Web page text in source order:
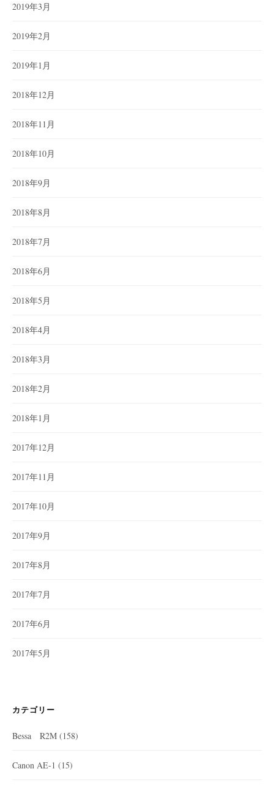
2019年3月
2019年2月
2019年1月
2018年12月
2018年11月
2018年10月
2018年9月
2018年8月
2018年7月
2018年6月
2018年5月
2018年4月
2018年3月
2018年2月
2018年1月
2017年12月
2017年11月
2017年10月
2017年9月
2017年8月
2017年7月
2017年6月
2017年5月
カテゴリー
Bessa R2M (158)
Canon AE-1 (15)